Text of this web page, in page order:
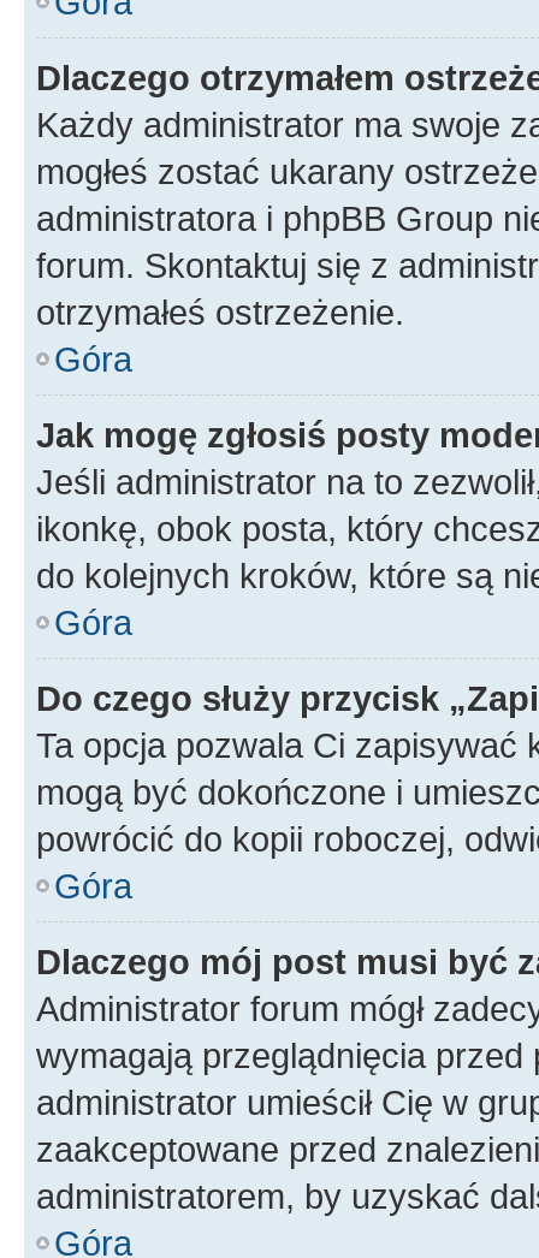
Dlaczego otrzymałem
Każdy administrator ma swoje
mogłeś zostać ukarany
administratora i phpBB Group
forum. Skontaktuj się z
otrzymałeś ostrzeżenie.
Góra
Jak mogę zgłosiś posty
Jeśli administrator na to
ikonkę, obok posta, który
do kolejnych kroków, które są
Góra
Do czego służy przycisk
Ta opcja pozwala Ci zapisywać
mogą być dokończone i
powrócić do kopii roboczej,
Góra
Dlaczego mój post musi być
Administrator forum mógł
wymagają przeglądnięcia
administrator umieścił Cię w
zaakceptowane przed
administratorem, by uzyskać
Góra